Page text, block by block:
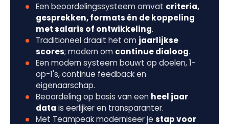
Een beoordelingssysteem omvat criteria,
gesprekken, formats én de koppeling
met salaris of ontwikkeling.
Traditioneel draait het om jaarlijkse
scores; modern om continue dialoog.
Een modern systeem bouwt op doelen, 1-
op-1's, continue feedback en
eigenaarschap.
Beoordeling op basis van een heel jaar
data is eerlijker en transparanter.
Met Teampeak moderniseer je stap voor